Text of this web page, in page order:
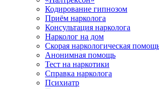
Кодирование гипнозом
Приём нарколога
Консультация нарколога
Нарколог на дом
Скорая наркологическая
Анонимная помощь
Тест на наркотики
Справка нарколога
Психиатр